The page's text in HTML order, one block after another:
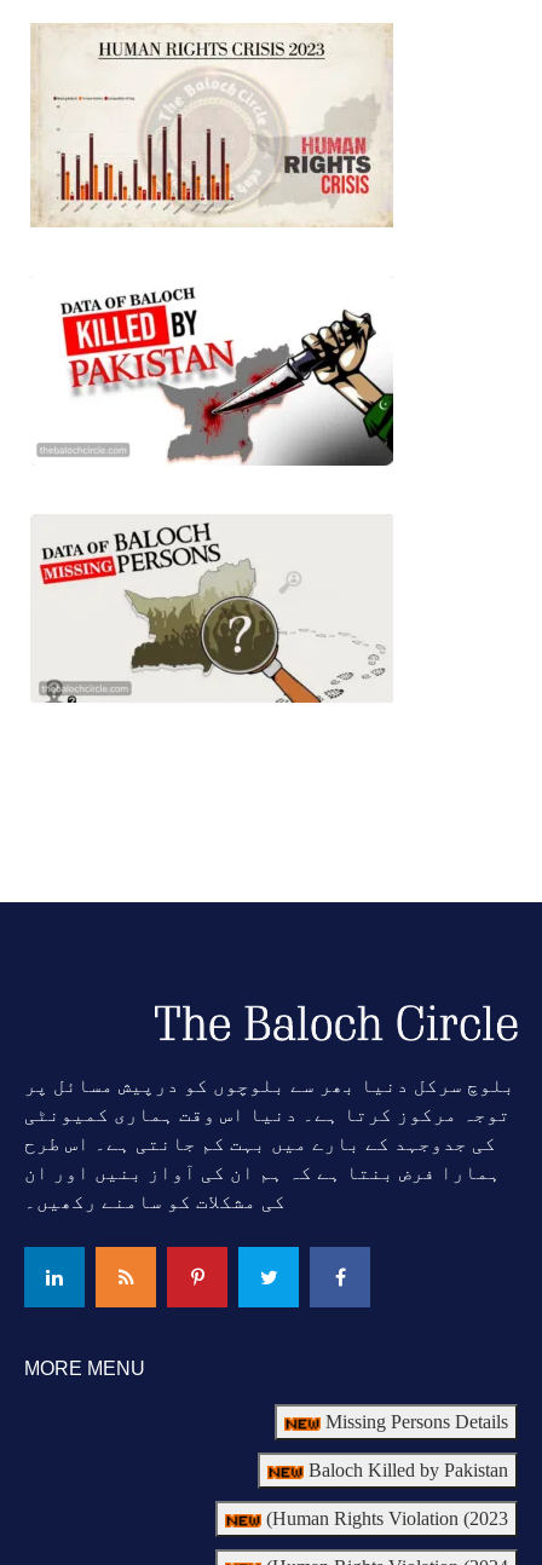
بلوچ سرکل دنیا بھر سے بلوچوں کو درپیش مسائل پر
توجہ مرکوز کرتا ہے۔ دنیا اس وقت ہماری کمیونٹی
کی جدوجہد کے بارے میں بہت کم جانتی ہے۔ اس طرح
ہمارا فرض بنتا ہے کہ ہم ان کی آواز بنیں اور ان
کی مشکلات کو سامنے رکھیں۔
MORE MENU
Missing Persons Details
Baloch Killed by Pakistan
Human Rights Violation (2023)